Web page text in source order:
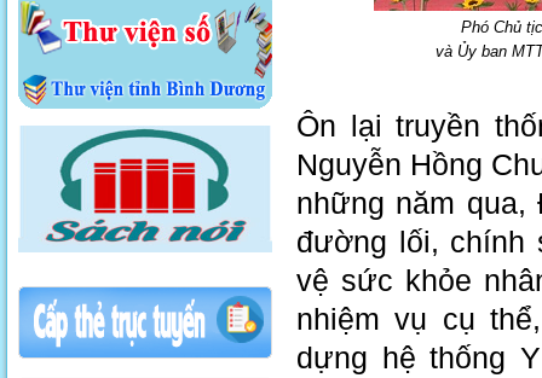
Phó Chủ
và Ủy ban
Ôn lại truyền
Nguyễn Hồng
những năm
đường lối, chính
vệ sức khỏe
nhiệm vụ cụ
dựng hệ thống